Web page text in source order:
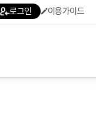
로그인 이용가이드